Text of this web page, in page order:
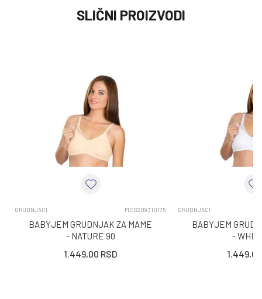
SLIČNI PROIZVODI
GRUDNJACI MCG209310175
BABYJEM GRUDNJAK ZA MAME
- NATURE 90
1.449,00 RSD
GRUDNJACI
BABYJEM
-
1.449,00